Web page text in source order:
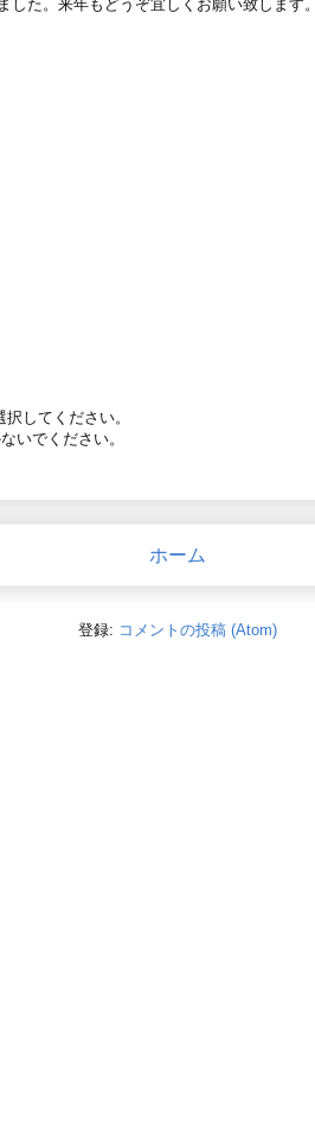
た。来年もどうぞ宜しくお願い致します。
してください。
いでください。
ホーム
登録: コメントの投稿 (Atom)